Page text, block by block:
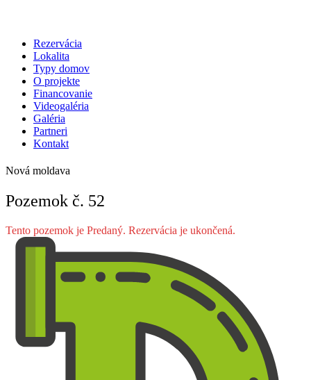
Rezervácia
Lokalita
Typy domov
O projekte
Financovanie
Videogaléria
Galéria
Partneri
Kontakt
Nová moldava
Pozemok č. 52
Tento pozemok je Predaný. Rezervácia je ukončená.